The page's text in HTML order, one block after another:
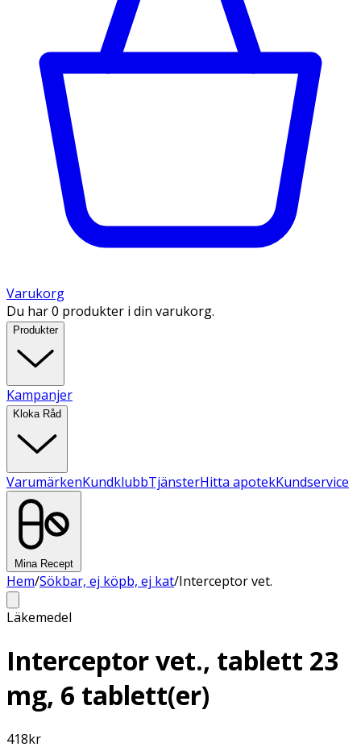
Varukorg
Du har 0 produkter i din varukorg.
Produkter
Kampanjer
Kloka Råd
VarumärkenKundklubbTjänsterHitta apotekKundservice
Mina Recept
Hem/Sökbar, ej köpb, ej kat/Interceptor vet.
Läkemedel
Interceptor vet., tablett 23
mg, 6 tablett(er)
418kr